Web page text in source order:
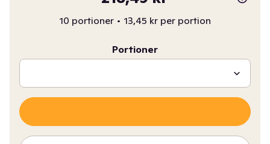
10 portioner • 13,45 kr per portion
Portioner